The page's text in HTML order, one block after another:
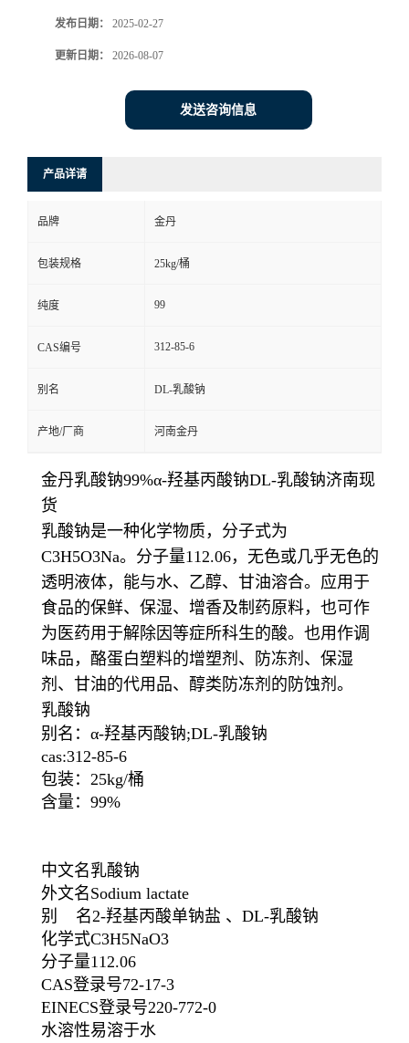
发布日期： 2025-02-27
更新日期： 2026-08-07
发送咨询信息
产品详请
品牌 金丹
包装规格 25kg/桶
纯度 99
CAS编号 312-85-6
别名 DL-乳酸钠
产地/厂商 河南金丹
金丹乳酸钠99%α-羟基丙酸钠DL-乳酸钠济南现
货
乳酸钠是一种化学物质，分子式为
C3H5O3Na。分子量112.06，无色或几乎无色的
透明液体，能与水、乙醇、甘油溶合。应用于
食品的保鲜、保湿、增香及制药原料，也可作
为医药用于解除因等症所科生的酸。也用作调
味品，酪蛋白塑料的增塑剂、防冻剂、保湿
剂、甘油的代用品、醇类防冻剂的防蚀剂。
乳酸钠
别名：α-羟基丙酸钠;DL-乳酸钠
cas:312-85-6
包装：25kg/桶
含量：99%
中文名乳酸钠
外文名Sodium lactate
别 名2-羟基丙酸单钠盐 、DL-乳酸钠
化学式C3H5NaO3
分子量112.06
CAS登录号72-17-3
EINECS登录号220-772-0
水溶性易溶于水